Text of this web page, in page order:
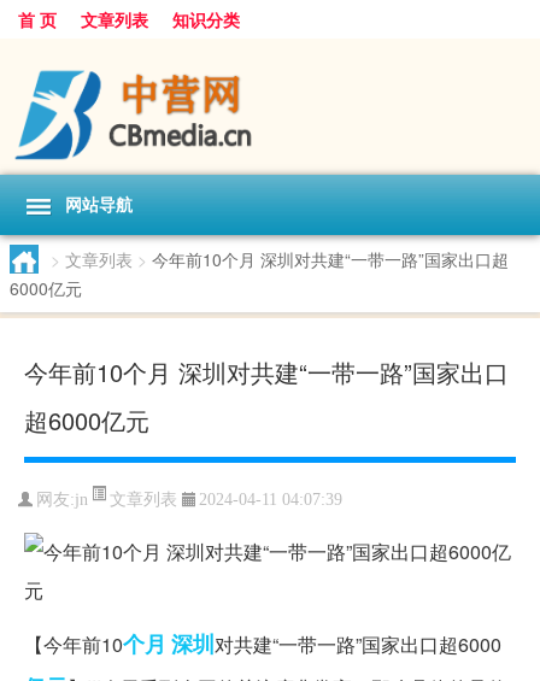
首 页 文章列表 知识分类
网站导航
> 文章列表 > 今年前10个月 深圳对共建“一带一路”国家出口超
6000亿元
今年前10个月 深圳对共建“一带一路”国家出口
超6000亿元
网友:jn 文章列表 2024-04-11 04:07:39
【今年前10个月 深圳对共建“一带一路”国家出口超6000